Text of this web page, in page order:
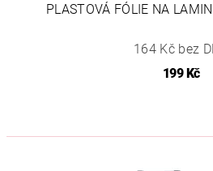
PLASTOVÁ FÓLIE NA
164 Kč bez
199 Kč